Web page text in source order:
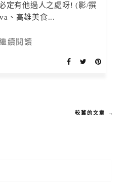
定有他過人之處呀! (影/撰
、高雄美食...
續閱讀
較舊的文章 →